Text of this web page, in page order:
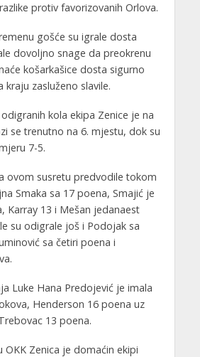
protiv favorizovanih Orlova.
gošće su igrale dosta
dovoljno snage da preokrenu
košarkašice dosta sigurno
kraju zasluženo slavile.
kola ekipa Zenice je na
se trenutno na 6. mjestu, dok su
7-5.
ovom susretu predvodile tokom
Smaka sa 17 poena, Smajić je
Karray 13 i Mešan jedanaest
su odigrale još i Podojak sa
sa četiri poena i
Luke Hana Predojević je imala
Henderson 16 poena uz
13 poena.
OKK Zenica je domaćin ekipi